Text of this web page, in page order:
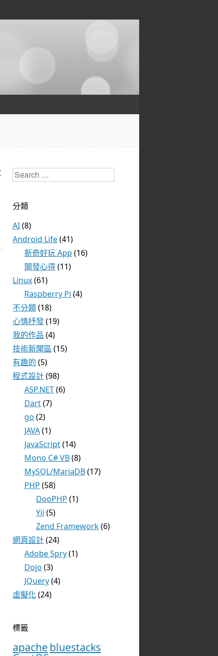
Search
分類
AI(8)
Android Life(41)
新奇好玩 App (16)
開發心得(11)
Linux(61)
Raspberry Pi (4)
不分類(18)
心情抒發(19)
我的作品 (4)
技術新聞區 (15)
有趣的 (5)
程式設計(98)
ASP.NET(6)
Dart(7)
go (2)
JAVA(1)
JavaScript(14)
Mono C# VB(8)
MySQL/MariaDB(17)
PHP (58)
DooPHP (1)
Yii (5)
Zend Framework(6)
網頁設計(24)
Adobe Spry(1)
Dojo (3)
JQuery(4)
虛擬化(24)
標籤
apache bluestacks